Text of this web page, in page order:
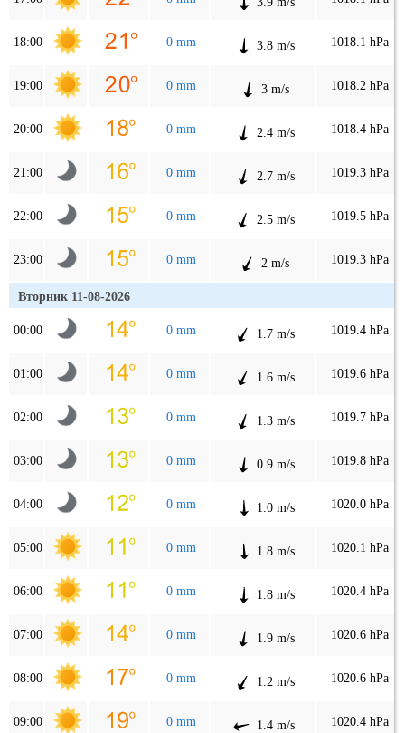
18:00 0 mm 3.8 m/s 1018.1 hPa
19:00 0 mm 3 m/s 1018.2 hPa
20:00 0 mm 2.4 m/s 1018.4 hPa
21:00 0 mm 2.7 m/s 1019.3 hPa
22:00 0 mm 2.5 m/s 1019.5 hPa
23:00 0 mm 2 m/s 1019.3 hPa
Вторник 11-08-2026
00:00 0 mm 1.7 m/s 1019.4 hPa
01:00 0 mm 1.6 m/s 1019.6 hPa
02:00 0 mm 1.3 m/s 1019.7 hPa
03:00 0 mm 0.9 m/s 1019.8 hPa
04:00 0 mm 1.0 m/s 1020.0 hPa
05:00 0 mm 1.8 m/s 1020.1 hPa
06:00 0 mm 1.8 m/s 1020.4 hPa
07:00 0 mm 1.9 m/s 1020.6 hPa
08:00 0 mm 1.2 m/s 1020.6 hPa
09:00 0 mm 1.4 m/s 1020.4 hPa